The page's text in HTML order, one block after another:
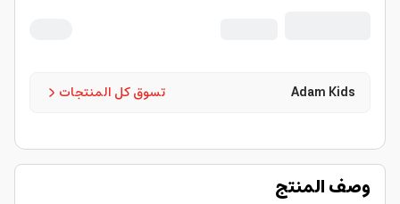
تسوق كل المنتجات Adam Kids
وصف المنتج